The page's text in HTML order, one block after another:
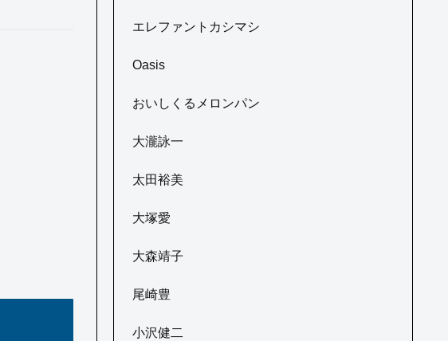
エレファントカシマシ
Oasis
おいしくるメロンパン
大瀧詠一
太田裕美
大塚愛
大森靖子
尾崎豊
小沢健二